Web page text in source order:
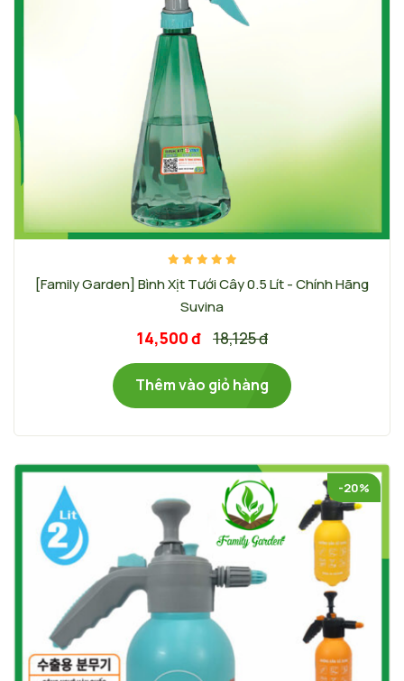
[Family Garden] Bình Xịt Tưới Cây 0.5 Lít - Chính Hãng
Suvina
14,500 đ 18,125 đ
Thêm vào giỏ hàng
-20%